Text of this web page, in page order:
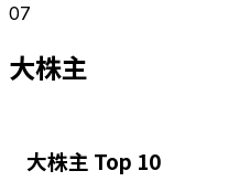
07
大株主
大株主 Top 10